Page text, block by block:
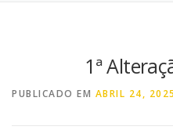
CONCURSOS1ª
PUBLICADO EM ABRIL 24, 2025